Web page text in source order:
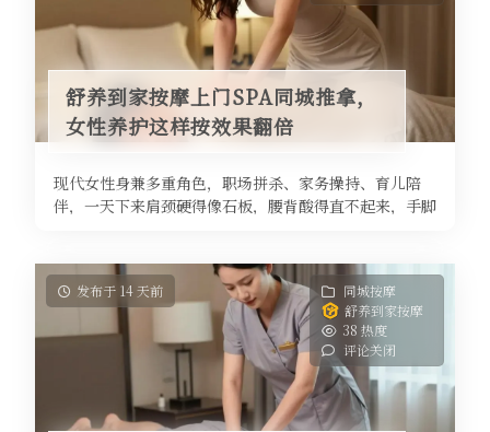
舒养到家按摩上门SPA同城推拿，
女性养护这样按效果翻倍
现代女性身兼多重角色，职场拼杀、家务操持、育儿陪
伴，一天下来肩颈硬得像石板，腰背酸得直不起来，手脚
发布于 14 天前
同城按摩
舒养到家按摩
38 热度
评论关闭